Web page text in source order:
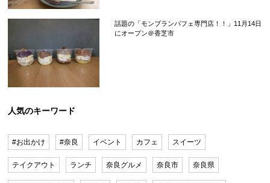
話題の「モンブランパフェ専門店！！」11月14日
にオープン＠香芝市
人気のキーワード
#お出かけ #奈良 イベント カフェ スイーツ
テイクアウト ランチ 奈良グルメ 奈良市 奈良県